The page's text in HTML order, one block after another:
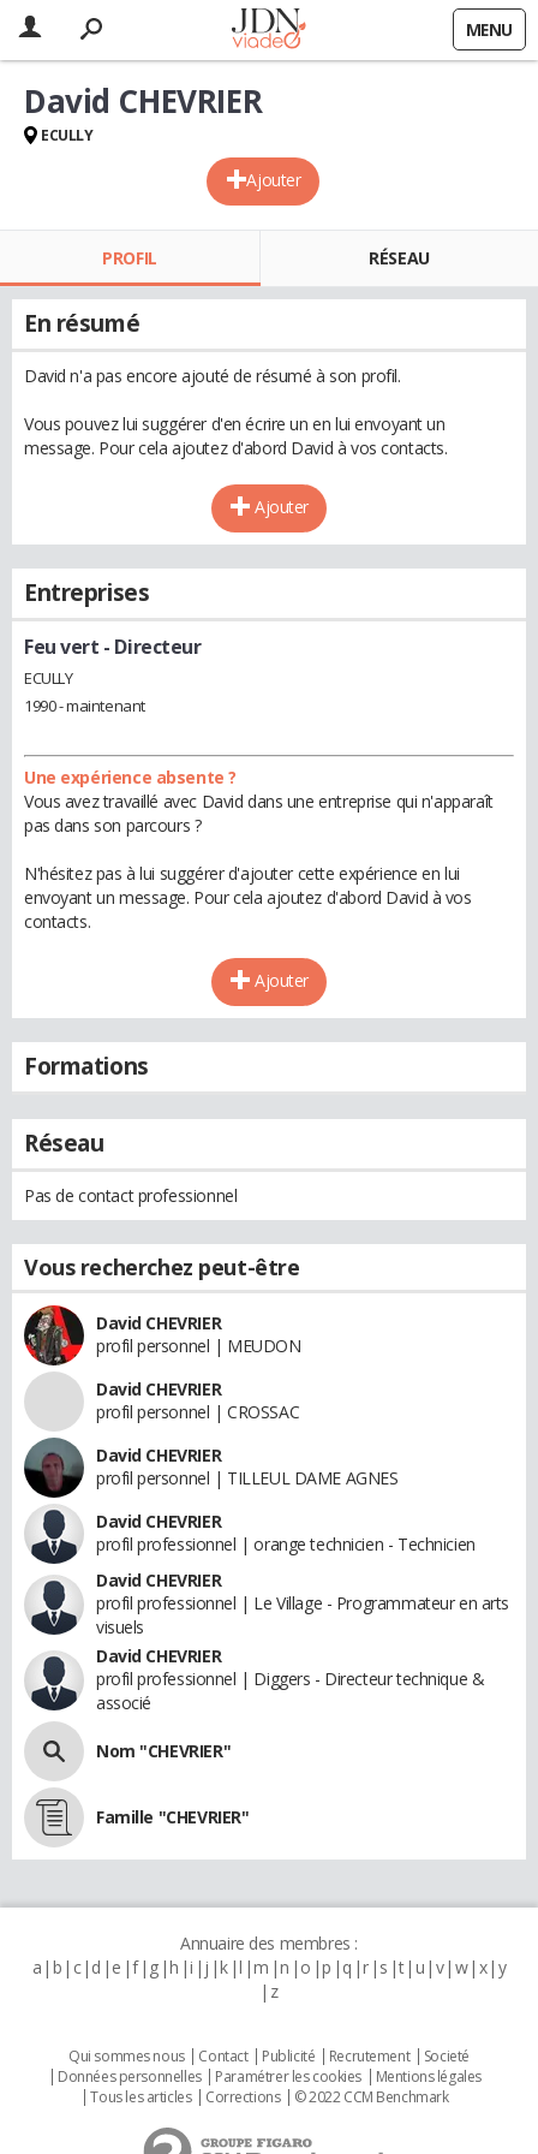
MENU
Ajouter
David CHEVRIER
ECULLY
PROFIL RÉSEAU
En résumé
David n'a pas encore ajouté de résumé à son profil.
Vous pouvez lui suggérer d'en écrire un en lui envoyant un
message. Pour cela ajoutez d'abord David à vos contacts.
Ajouter
Entreprises
Feu vert - Directeur
ECULLY
1990 - maintenant
Une expérience absente ?
Vous avez travaillé avec David dans une entreprise qui n'apparaît
pas dans son parcours ?
N'hésitez pas à lui suggérer d'ajouter cette expérience en lui
envoyant un message. Pour cela ajoutez d'abord David à vos
contacts.
Ajouter
Formations
Réseau
Pas de contact professionnel
Vous recherchez peut-être
David CHEVRIER
profil personnel | MEUDON
David CHEVRIER
profil personnel | CROSSAC
David CHEVRIER
profil personnel | TILLEUL DAME AGNES
David CHEVRIER
profil professionnel | orange technicien - Technicien
David CHEVRIER
profil professionnel | Le Village - Programmateur en arts
visuels
David CHEVRIER
profil professionnel | Diggers - Directeur technique &
associé
Nom "CHEVRIER"
Famille "CHEVRIER"
Annuaire des membres :
a b c d e f g h i j k l m n o p q r s t u v w x y
z
Qui sommes nous Contact Publicité Recrutement
Societé
Données personnelles
Paramétrer les cookies
Mentions légales
Tous les articles
Corrections © 2022 CCM Benchmark